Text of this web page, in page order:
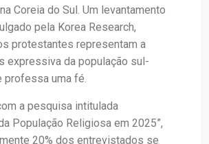
Coreia do Sul. Um levantamento
pela Korea Research,
protestantes representam a
expressiva da população sul-
professa uma fé.
a pesquisa intitulada
População Religiosa em 2025”,
20% dos entrevistados se